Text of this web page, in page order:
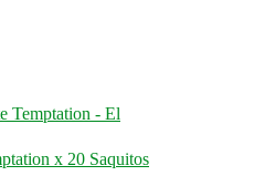
x 20 Saquitos